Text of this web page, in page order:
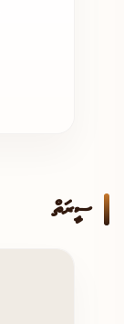
ސީރަތް